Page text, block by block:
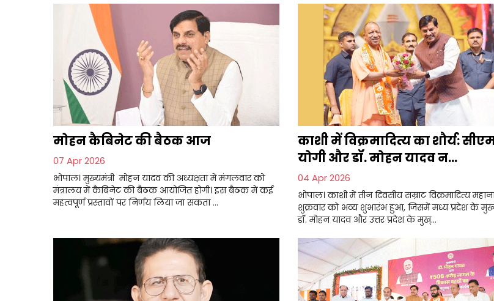
मोहन कैबिनेट की बैठक आज
07 Apr 2026
भोपाल। मुख्यमंत्री मोहन यादव की अध्यक्षता में मंगलवार को
मंत्रालय में कैबिनेट की बैठक आयोजित होगी। इस बैठक में कई
महत्वपूर्ण प्रस्तावों पर निर्णय लिया जा सकता ...
काशी में विक्रमादित्य का शौर्य:
योगी और डॉ. मोहन यादव न...
04 Apr 2026
भोपाल। काशी में तीन दिवसीय सम्राट विक्रमादित्य
शुक्रवार को भव्य शुभारंभ हुआ, जिसमें मध्य प्रदेश के
डॉ. मोहन यादव और उत्तर प्रदेश के मुख्...